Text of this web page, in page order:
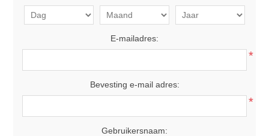
E-mailadres:
*
Bevesting e-mail adres:
*
Gebruikersnaam: